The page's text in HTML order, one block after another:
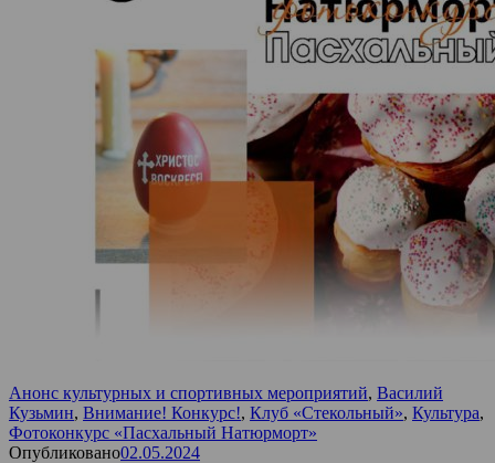
Анонс культурных и спортивных мероприятий, Василий
Кузьмин, Внимание! Конкурс!, Клуб «Стекольный», Культура,
Фотоконкурс «Пасхальный Натюрморт»
Опубликовано02.05.2024